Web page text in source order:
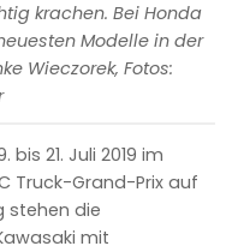
krachen. Bei Honda
Modelle in der
Wieczorek, Fotos:
bis 21. Juli 2019 im
Truck-Grand-Prix auf
stehen die
mit